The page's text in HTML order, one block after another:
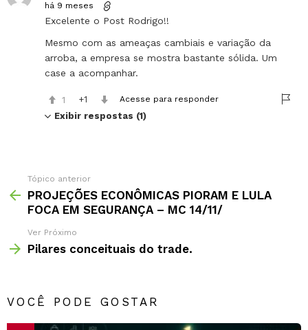
há 9 meses
Excelente o Post Rodrigo!!
Mesmo com as ameaças cambiais e variação da
arroba, a empresa se mostra bastante sólida. Um
case a acompanhar.
1 1 Acesse para responder
Exibir respostas (1)
Tópico anterior
PROJEÇÕES ECONÔMICAS PIORAM E LULA
FOCA EM SEGURANÇA – MC 14/11/
Ver Próximo
Pilares conceituais do trade.
VOCÊ PODE GOSTAR